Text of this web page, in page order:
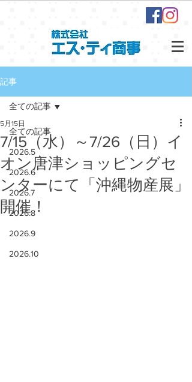
記事
全ての記事
2026.5
2026.6
2026.7
2026.8
2026.9
2026.10
全ての記事
7/15（水）～7/26（日）イ
オン唐津ショッピングセ
ンターにて「沖縄物産展」
開催！
5月15日